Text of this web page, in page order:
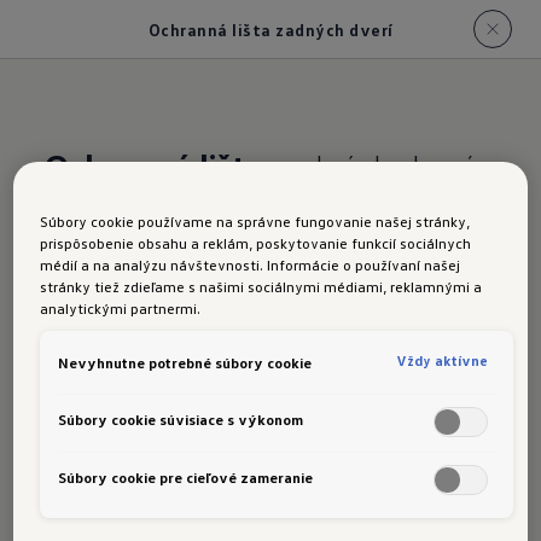
Ochranná lišta zadných dverí
Ochranná lištazadných dverí
hranu zadných dverí vášho ID.3 Neo. Vďaka
elegantnému chrómovému vyhotoveniu zároveň
ochránite svoje vozidlo a zachováte jeho
Súbory cookie používame na správne fungovanie našej stránky,
prispôsobenie obsahu a reklám, poskytovanie funkcií sociálnych
médií a na analýzu návštevnosti. Informácie o používaní našej
stránky tiež zdieľame s našimi sociálnymi médiami, reklamnými a
analytickými partnermi.
Nevyhnutne potrebné súbory cookie Vždy aktívne
Súbory cookie súvisiace s výkonom
Súbory cookie pre cieľové zameranie